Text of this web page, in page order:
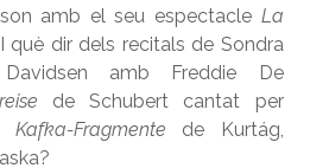
amb el seu espectacle La
què dir dels recitals de Sondra
Davidsen amb Freddie De
de Schubert cantat per
Kafka-Fragmente de Kurtág,